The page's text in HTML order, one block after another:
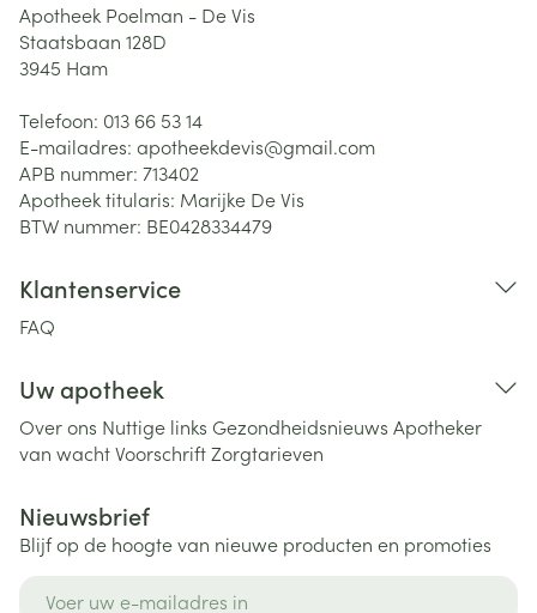
Apotheek Poelman - De Vis
Staatsbaan 128D
3945 Ham
Telefoon: 013 66 53 14
E-mailadres: apotheekdevis@gmail.com
APB nummer: 713402
Apotheek titularis: Marijke De Vis
BTW nummer: BE0428334479
Klantenservice
FAQ
Uw apotheek
Over ons Nuttige links Gezondheidsnieuws Apotheker
van wachtVoorschriftZorgtarieven
Nieuwsbrief
Blijf op de hoogte van nieuwe producten en promoties